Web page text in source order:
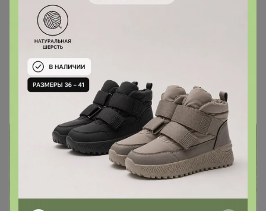
Цена:
- Офигенный и стильный подарок, упаковка
отличная, все аккуратно.